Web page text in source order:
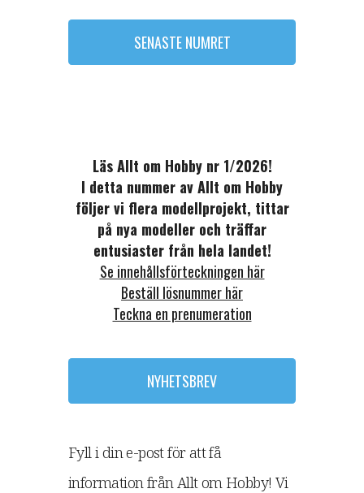
SENASTE NUMRET
Läs Allt om Hobby nr 1/2026!
I detta nummer av Allt om Hobby
följer vi flera modellprojekt, tittar
på nya modeller och träffar
entusiaster från hela landet!
Se innehållsförteckningen här
Beställ lösnummer här
Teckna en prenumeration
NYHETSBREV
Fyll i din e-post för att få
information från Allt om Hobby! Vi